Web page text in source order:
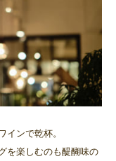
インで乾杯。
を楽しむのも醍醐味の